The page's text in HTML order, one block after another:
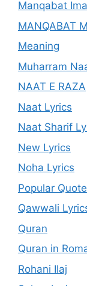
Manqabat
MANQABAT
Meaning
Muharram
NAAT E RAZA
Naat Lyrics
Naat Sharif
New Lyrics
Noha Lyrics
Popular
Qawwali
Quran
Quran in
Rohani Ilaj